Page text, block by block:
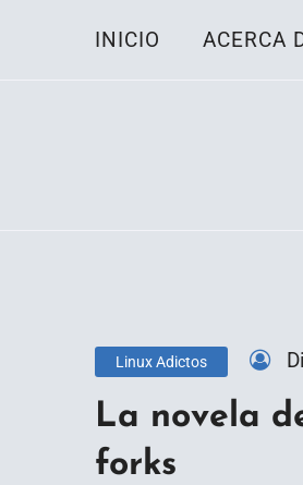
INICIO ACERCA
Linux Adictos
La novela
forks